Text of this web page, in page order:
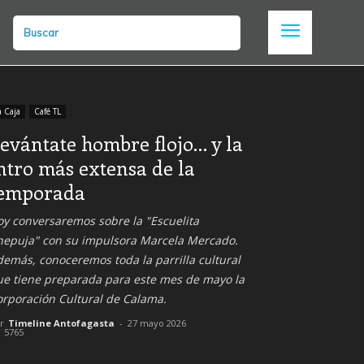
Buscar
Caja Café TL
hombre flojo… y la
más extensa de la
conversaremos sobre la "Escuelita
con su impulsora Marcela Mercado.
conoceremos toda la parrilla cultural
tiene preparada para este mes de mayo la
Cultural de Calama.
Timeline Antofagasta - 27 mayo 2026
5765